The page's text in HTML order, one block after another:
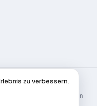
virtuelles Ticket für
Live-Webcams von
zu verbessern.